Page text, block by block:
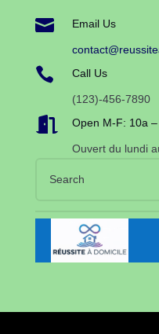
 Email Us
 Call Us
(123)-456-7890
 Open M-F: 10a
Ouvert du lundi